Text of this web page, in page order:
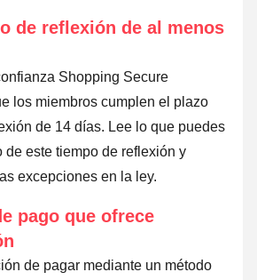
de reflexión de al menos
Shopping Secure
los miembros cumplen el plazo
de 14 días. Lee lo que puedes
de este tiempo de reflexión y
excepciones en la ley.
pago que ofrece
de pagar mediante un método